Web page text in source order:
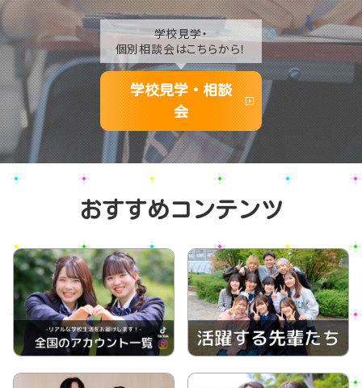
学校見学・
個別相談会はこちらから！
学校見学・相談
会
おすすめコンテンツ